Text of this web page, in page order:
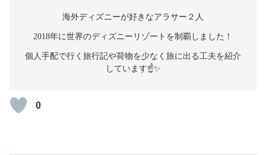
海外ディズニーが好きなアラサー２人
2018年に世界のディズニーリゾートを制覇しました！
個人手配で行く旅行記や荷物を少なく旅に出る工夫を紹介
しています☝️✨
0